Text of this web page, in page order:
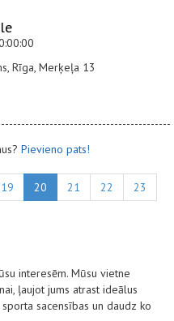
Rīga, Merķeļa 13
Pievieno pats!
19 20 21 22
23
interesēm. Mūsu vietne
ļaujot jums atrast ideālus
sacensības un daudz ko